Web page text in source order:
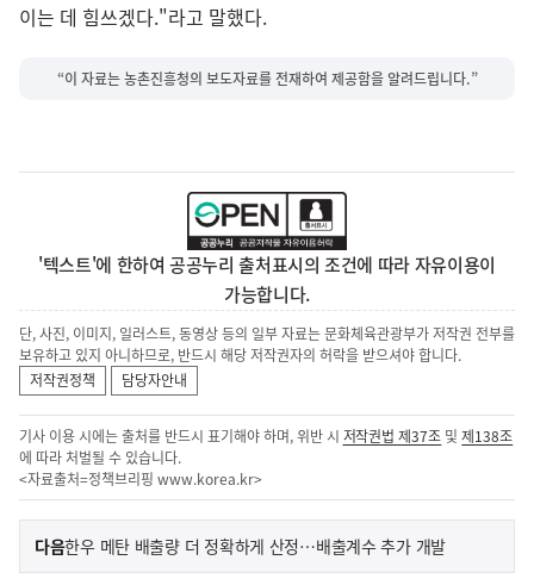
이는 데 힘쓰겠다."라고 말했다.
“이 자료는 농촌진흥청의 보도자료를 전재하여 제공함을 알려드립니다.”
'텍스트'에 한하여 공공누리 출처표시의 조건에 따라 자유이용이
가능합니다.
단, 사진, 이미지, 일러스트, 동영상 등의 일부 자료는 문화체육관광부가 저작권 전부를
보유하고 있지 아니하므로, 반드시 해당 저작권자의 허락을 받으셔야 합니다.
저작권정책
담당자안내
기사 이용 시에는 출처를 반드시 표기해야 하며, 위반 시 저작권법 제37조 및제138조
에 따라 처벌될 수 있습니다.
<자료출처=정책브리핑 www.korea.kr>
이
전
다음기
사
한우 메탄 배출량 더 정확하게 산정…배출계수 추가 개발